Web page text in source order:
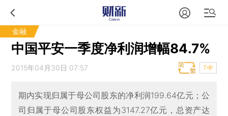
金融
中国平安一季度净利润增幅84.7%
2015年04月30日 07:57 T中
期内实现归属于母公司股东的净利润199.64亿元；公
司归属于母公司股东权益为3147.27亿元，总资产达